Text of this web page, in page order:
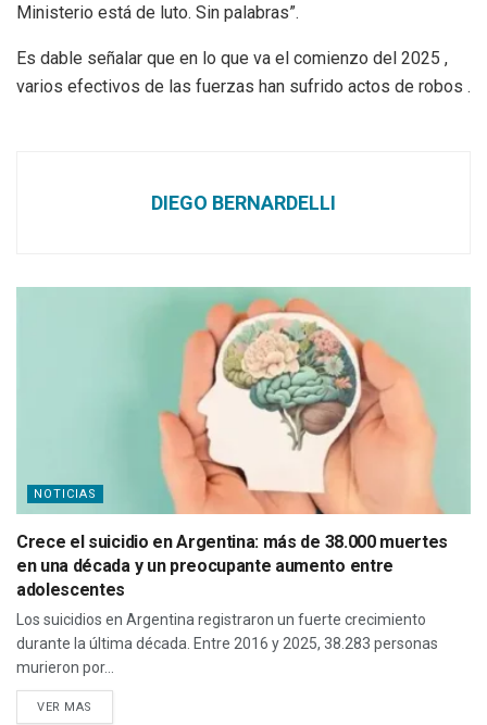
Ministerio está de luto. Sin palabras”.
Es dable señalar que en lo que va el comienzo del 2025 ,
varios efectivos de las fuerzas han sufrido actos de robos .
DIEGO BERNARDELLI
NOTICIAS
Crece el suicidio en Argentina: más de 38.000 muertes
en una década y un preocupante aumento entre
adolescentes
Los suicidios en Argentina registraron un fuerte crecimiento
durante la última década. Entre 2016 y 2025, 38.283 personas
murieron por...
VER MAS